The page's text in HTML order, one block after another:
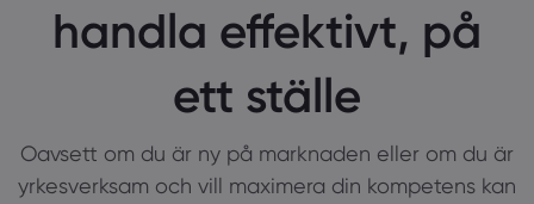
handla effektivt, på
ett ställe
Oavsett om du är ny på marknaden eller om du är
yrkesverksam och vill maximera din kompetens kan